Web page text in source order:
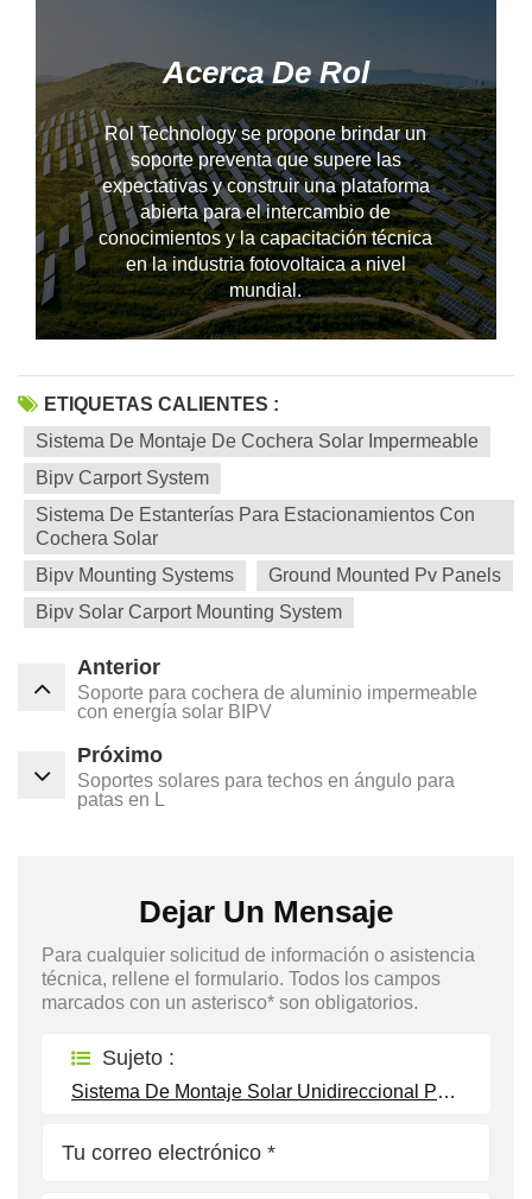
Acerca De Rol
Rol Technology se propone brindar un
soporte preventa que supere las
expectativas y construir una plataforma
abierta para el intercambio de
conocimientos y la capacitación técnica
en la industria fotovoltaica a nivel
mundial.
--------------占位---------------
ETIQUETAS CALIENTES :
Sistema De Montaje De Cochera Solar Impermeable
Bipv Carport System
Sistema De Estanterías Para Estacionamientos Con
Cochera Solar
Bipv Mounting Systems
Ground Mounted Pv Panels
Bipv Solar Carport Mounting System
Anterior
Soporte para cochera de aluminio impermeable
con energía solar BIPV
Próximo
Soportes solares para techos en ángulo para
patas en L
Dejar Un Mensaje
Para cualquier solicitud de información o asistencia
técnica, rellene el formulario. Todos los campos
marcados con un asterisco* son obligatorios.
Sujeto :
Sistema De Montaje Solar Unidireccional Para Cochera BIPV